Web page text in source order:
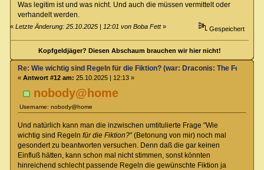
Was legitim ist und was nicht. Und auch die müssen vermittelt oder
verhandelt werden.
«Letzte Änderung: 25.10.2025 | 12:01 von Boba Fett» Gespeichert
Kopfgeldjäger? Diesen Abschaum brauchen wir hier nicht!
nobody@home
Username: nobody@home
Re: Wie wichtig sind Regeln für die Fiktion? (war: Draconis: The Feel-
« Antwort #12 am: 25.10.2025 | 12:13 »
Und natürlich kann man die inzwischen umtitulierte Frage "Wie
wichtig sind Regeln für die Fiktion?" (Betonung von mir) noch mal
gesondert zu beantworten versuchen. Denn daß die gar keinen
Einfluß hätten, kann schon mal nicht stimmen, sonst könnten
hinreichend schlecht passende Regeln die gewünschte Fiktion ja